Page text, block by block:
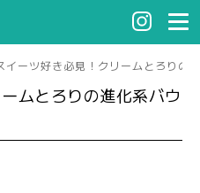
イーツ好き必見！クリームとろりの
ムとろりの進化系バウ